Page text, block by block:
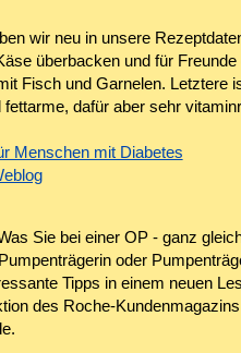
wir neu in unsere
überbacken und für
Fisch und Garnelen. Letztere
dafür aber sehr
Menschen mit Diabetes
Sie bei einer OP - ganz
oder
Tipps in einem neuen
des Roche-